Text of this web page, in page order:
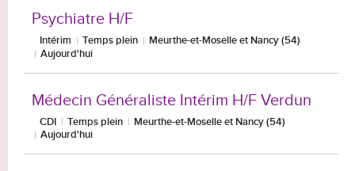
Psychiatre H/F
Intérim Temps plein
Meurthe-et-Moselle et Nancy (54)
Aujourd'hui
Médecin Généraliste Intérim H/F Verdun
CDI Temps plein
Meurthe-et-Moselle et Nancy (54)
Aujourd'hui